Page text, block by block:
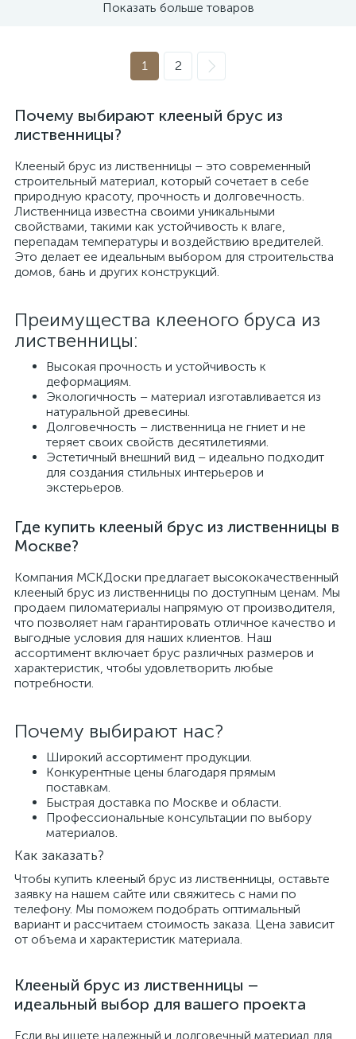
Показать больше товаров
1 2
Почему выбирают клееный брус из
лиственницы?
Клееный брус из лиственницы – это современный
строительный материал, который сочетает в себе
природную красоту, прочность и долговечность.
Лиственница известна своими уникальными
свойствами, такими как устойчивость к влаге,
перепадам температуры и воздействию вредителей.
Это делает ее идеальным выбором для строительства
домов, бань и других конструкций.
Преимущества клееного бруса из
лиственницы:
Высокая прочность и устойчивость к
деформациям.
Экологичность – материал изготавливается из
натуральной древесины.
Долговечность – лиственница не гниет и не
теряет своих свойств десятилетиями.
Эстетичный внешний вид – идеально подходит
для создания стильных интерьеров и
экстерьеров.
Где купить клееный брус из лиственницы в
Москве?
Компания МСКДоски предлагает высококачественный
клееный брус из лиственницы по доступным ценам. Мы
продаем пиломатериалы напрямую от производителя,
что позволяет нам гарантировать отличное качество и
выгодные условия для наших клиентов. Наш
ассортимент включает брус различных размеров и
характеристик, чтобы удовлетворить любые
потребности.
Почему выбирают нас?
Широкий ассортимент продукции.
Конкурентные цены благодаря прямым
поставкам.
Быстрая доставка по Москве и области.
Профессиональные консультации по выбору
материалов.
Как заказать?
Чтобы купить клееный брус из лиственницы, оставьте
заявку на нашем сайте или свяжитесь с нами по
телефону. Мы поможем подобрать оптимальный
вариант и рассчитаем стоимость заказа. Цена зависит
от объема и характеристик материала.
Клееный брус из лиственницы –
идеальный выбор для вашего проекта
Если вы ищете надежный и долговечный материал для